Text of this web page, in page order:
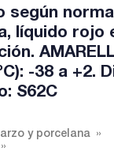
según
líquido rojo
-38 a +2.
S62C
y porcelana